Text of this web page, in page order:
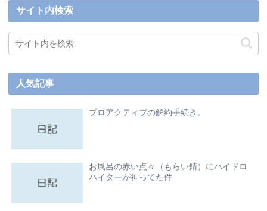
サイト内検索
人気記事
プロアクティブの解約手続き。
お風呂の赤い点々（もらい錆）にハイドロ
ハイターが神ってた件